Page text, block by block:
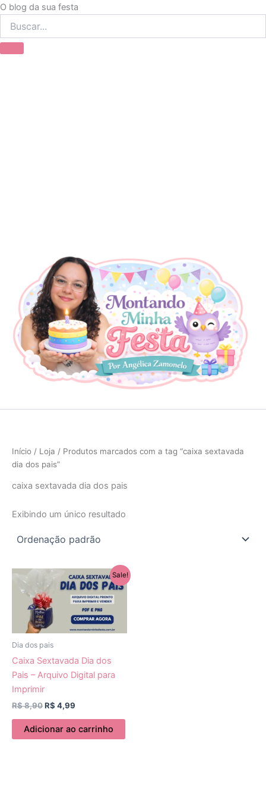
O blog da sua festa
Ir
para
o
Início / Loja / Produtos marcados com a tag “caixa sextavada
dia dos pais”
caixa sextavada dia dos pais
Exibindo um único resultado
Sale!
Dia dos pais
Caixa Sextavada Dia dos
Pais – Arquivo Digital para
Imprimir
R$8,90
preço
original
era:
R$ 8,90.
R$ 4,99
preço
atual
é:
R$ 4,99.
Adicionar ao carrinho